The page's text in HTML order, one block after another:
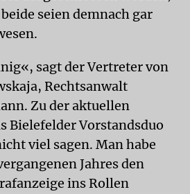
seien demnach gar
sagt der Vertreter von
Rechtsanwalt
Zu der aktuellen
Bielefelder Vorstandsduo
viel sagen. Man habe
Jahres den
ins Rollen